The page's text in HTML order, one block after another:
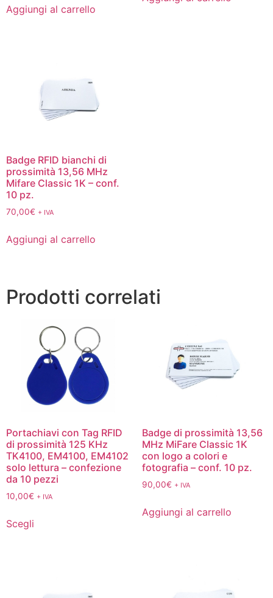
Aggiungi al carrello
Badge RFID bianchi di
prossimità 13,56 MHz
Mifare Classic 1K – conf.
10 pz.
70,00€ + IVA
Aggiungi al carrello
Prodotti correlati
Portachiavi con Tag RFID
di prossimità 125 KHz
TK4100, EM4100, EM4102
solo lettura – confezione
da 10 pezzi
10,00€ + IVA
Scegli
Badge di prossimità 13,56
MHz MiFare Classic 1K
con logo a colori e
fotografia – conf. 10 pz.
90,00€ + IVA
Aggiungi al carrello